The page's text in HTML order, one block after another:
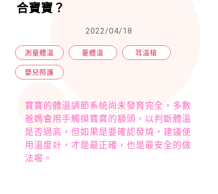
合寶寶？
2022/04/18
測量體溫 量體溫 耳溫槍
嬰兒照護
寶寶的體溫調節系統尚未發育完全，多數
爸媽會用手觸摸寶寶的額頭，以判斷體溫
是否過高，但如果是要確認發燒，建議使
用溫度計，才是最正確，也是最安全的做
法喔。